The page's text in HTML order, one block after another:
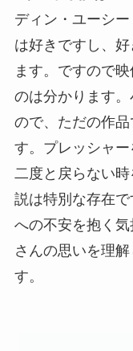
ディン・ユーシ
は好きですし、
ます。ですので
のは分かります
ので、ただの作
す。プレッシャ
二度と戻らない
説は特別な存在
への不安を抱く
さんの思いを理
す。